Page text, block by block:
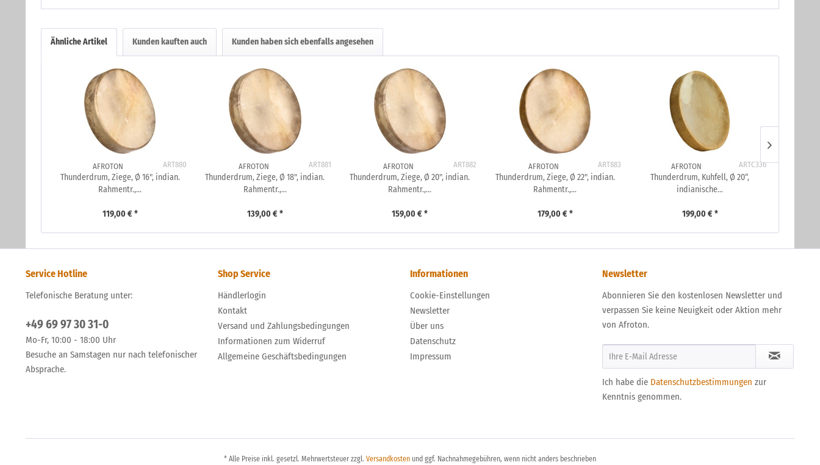
Ähnliche Artikel Kunden kauften auch Kunden haben sich ebenfalls angesehen
ART880
AFROTON
Thunderdrum, Ziege, Ø 16", indian.
Rahmentr.,...
119,00 € *
ART881
AFROTON
Thunderdrum, Ziege, Ø 18", indian.
Rahmentr.,...
139,00 € *
ART882
AFROTON
Thunderdrum, Ziege, Ø 20", indian.
Rahmentr.,...
159,00 € *
ART883
AFROTON
Thunderdrum, Ziege, Ø 22", indian.
Rahmentr.,...
179,00 € *
ARTC336
AFROTON
Thunderdrum, Kuhfell, Ø 20“,
indianische...
199,00 € *
Service Hotline
Telefonische Beratung unter:
+49 69 97 30 31-0
Mo-Fr, 10:00 - 18:00 Uhr
Besuche an Samstagen nur nach telefonischer
Absprache.
Shop Service
Händlerlogin
Kontakt
Versand und Zahlungsbedingungen
Informationen zum Widerruf
Allgemeine Geschäftsbedingungen
Informationen
Cookie-Einstellungen
Newsletter
Über uns
Datenschutz
Impressum
Newsletter
Abonnieren Sie den kostenlosen Newsletter und
verpassen Sie keine Neuigkeit oder Aktion mehr
von Afroton.
Ich habe die Datenschutzbestimmungen zur
Kenntnis genommen.
* Alle Preise inkl. gesetzl. Mehrwertsteuer zzgl. Versandkosten und ggf. Nachnahmegebühren, wenn nicht anders beschrieben